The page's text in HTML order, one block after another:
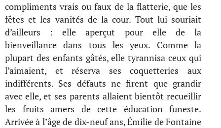
compliments vrais ou faux de la flatterie, que les
fêtes et les vanités de la cour. Tout lui souriait
d’ailleurs : elle aperçut pour elle de la
bienveillance dans tous les yeux. Comme la
plupart des enfants gâtés, elle tyrannisa ceux qui
l’aimaient, et réserva ses coquetteries aux
indifférents. Ses défauts ne firent que grandir
avec elle, et ses parents allaient bientôt recueillir
les fruits amers de cette éducation funeste.
Arrivée à l’âge de dix-neuf ans, Émilie de Fontaine